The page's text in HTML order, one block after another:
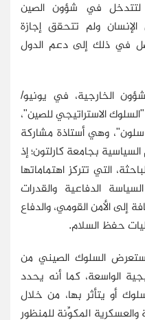
لتتدخل في شؤون الصين
ولم تتحقق إجازة
في ذلك إلى دعم الدول
الخارجية، في يونيو/
"السلوك الاستراتيجي للصين"،
سلون"، وهي أستاذة مشاركة
بجامعة كارلتون؛ إذ
التي تتركز اهتماماتها
الدفاعية والقدرات
إلى الأمن القومي، والدفاع
حفظ السلام.
السلوك الصيني من
الواسعة، كما أنه يحدد
أو يتأثر بها، من خلال
والعسكرية المكوِّنة للمنظور